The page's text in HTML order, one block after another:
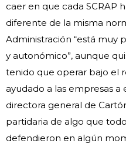
caer en que cada SCRAP
diferente de la misma
Administración “está muy
y autonómico”, aunque
tenido que operar bajo el
ayudado a las empresas a
directora general de
partidaria de algo que
defendieron en algún